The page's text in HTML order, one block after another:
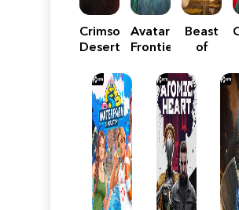
Crimson
Desert
Avatar:
Frontiers
Pandora
Beast
of